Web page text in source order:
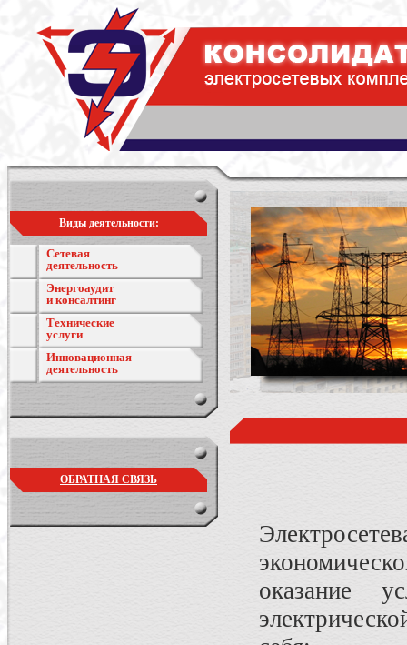
Виды деятельности:
Сетевая
деятельность
Энергоаудит
и консалтинг
Технические
услуги
Инновационная
деятельность
ОБРАТНАЯ СВЯЗЬ
оказание